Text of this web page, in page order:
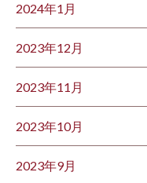
2024年1月
2023年12月
2023年11月
2023年10月
2023年9月